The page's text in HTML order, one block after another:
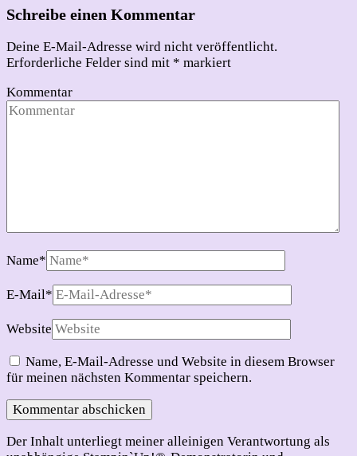
Schreibe einen Kommentar
Deine E-Mail-Adresse wird nicht veröffentlicht.
Erforderliche Felder sind mit * markiert
Kommentar
Name*
E-Mail*
Website
Name, E-Mail-Adresse und Website in diesem Browser
für meinen nächsten Kommentar speichern.
Der Inhalt unterliegt meiner alleinigen Verantwortung als